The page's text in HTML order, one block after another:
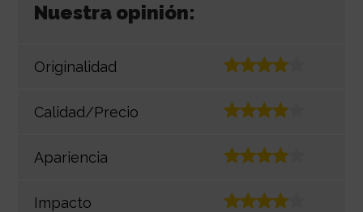
Nuestra opinión:
Originalidad
Calidad/Precio
Apariencia
Impacto